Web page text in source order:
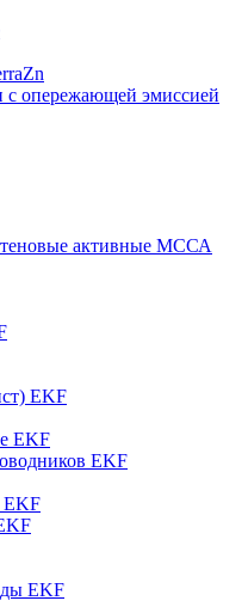
опережающей эмиссией
активные МССА
EKF
EKF
EKF
EKF
EKF